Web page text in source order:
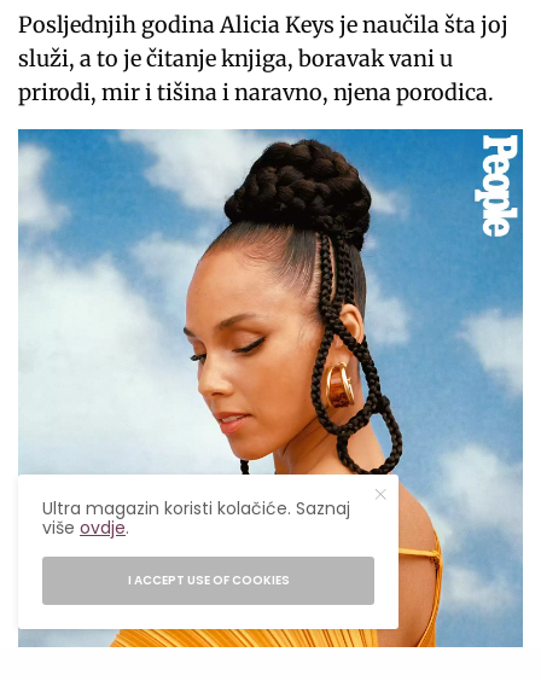
Posljednjih godina Alicia Keys je naučila šta joj
služi, a to je čitanje knjiga, boravak vani u
prirodi, mir i tišina i naravno, njena porodica.
Ultra magazin koristi kolačiće. Saznaj
višeovdje.
I ACCEPT USE OF COOKIES